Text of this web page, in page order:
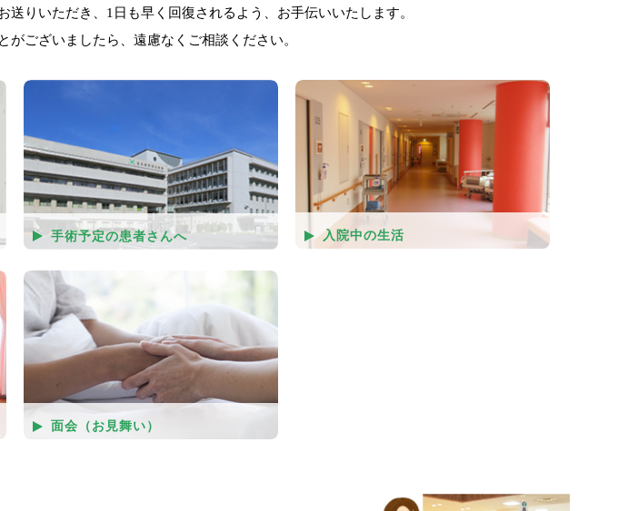
送りいただき、1日も早く回復されるよう、お手伝いいたします。
がございましたら、遠慮なくご相談ください。
手術予定の患者さんへ 入院中の生活
面会（お見舞い）